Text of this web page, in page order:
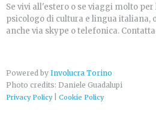
Se vivi all'estero o se viaggi molto
psicologo di cultura e lingua italiana,
anche via skype o telefonica.
Powered by Involucra Torino
Photo credits: Daniele Guadalupi
Privacy Policy| Cookie Policy